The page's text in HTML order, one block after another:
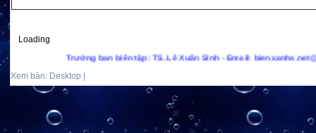
Loading
Trưởng ban biên tập: TS. Lê Xuân Sinh - Email: bienxanhs.net@gmail.com
Xem bản: Desktop |